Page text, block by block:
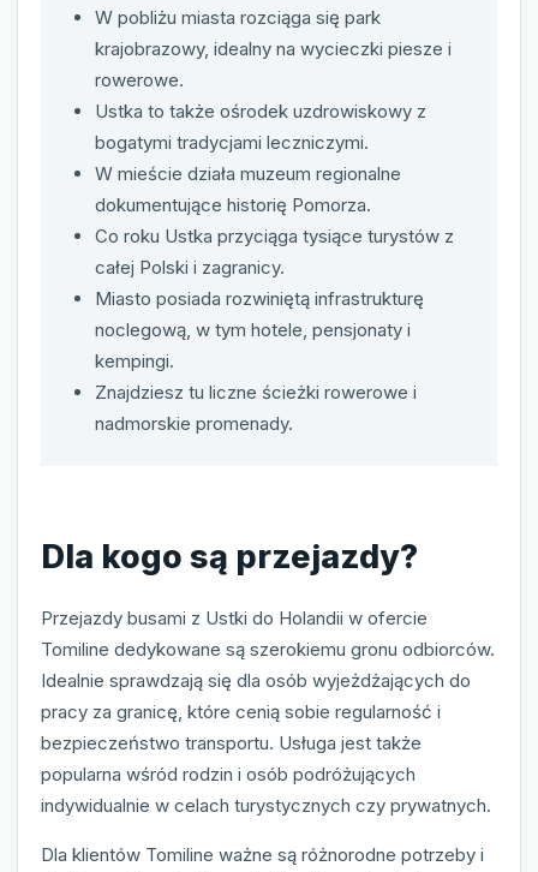
W pobliżu miasta rozciąga się park
krajobrazowy, idealny na wycieczki piesze i
rowerowe.
Ustka to także ośrodek uzdrowiskowy z
bogatymi tradycjami leczniczymi.
W mieście działa muzeum regionalne
dokumentujące historię Pomorza.
Co roku Ustka przyciąga tysiące turystów z
całej Polski i zagranicy.
Miasto posiada rozwiniętą infrastrukturę
noclegową, w tym hotele, pensjonaty i
kempingi.
Znajdziesz tu liczne ścieżki rowerowe i
nadmorskie promenady.
Dla kogo są przejazdy?
Przejazdy busami z Ustki do Holandii w ofercie
Tomiline dedykowane są szerokiemu gronu odbiorców.
Idealnie sprawdzają się dla osób wyjeżdżających do
pracy za granicę, które cenią sobie regularność i
bezpieczeństwo transportu. Usługa jest także
popularna wśród rodzin i osób podróżujących
indywidualnie w celach turystycznych czy prywatnych.
Dla klientów Tomiline ważne są różnorodne potrzeby i